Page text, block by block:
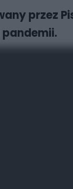
przez
pandemii.